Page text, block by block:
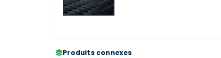
Produits connexes